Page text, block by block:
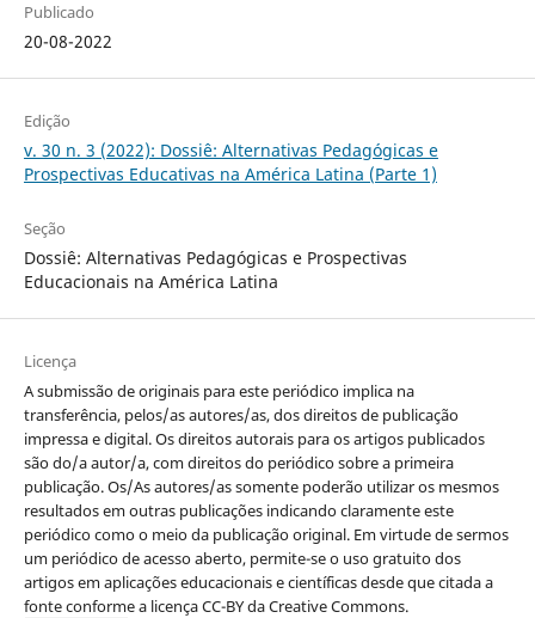
Publicado
20-08-2022
Edição
v. 30 n. 3 (2022): Dossiê: Alternativas Pedagógicas e
Prospectivas Educativas na América Latina (Parte 1)
Seção
Dossiê: Alternativas Pedagógicas e Prospectivas
Educacionais na América Latina
Licença
A submissão de originais para este periódico implica na
transferência, pelos/as autores/as, dos direitos de publicação
impressa e digital. Os direitos autorais para os artigos publicados
são do/a autor/a, com direitos do periódico sobre a primeira
publicação. Os/As autores/as somente poderão utilizar os mesmos
resultados em outras publicações indicando claramente este
periódico como o meio da publicação original. Em virtude de sermos
um periódico de acesso aberto, permite-se o uso gratuito dos
artigos em aplicações educacionais e científicas desde que citada a
fonte conforme a licença CC-BY da Creative Commons.